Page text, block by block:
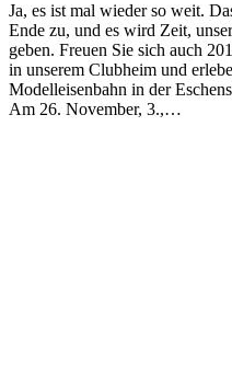
Ja, es ist mal wieder so weit.
Ende zu, und es wird Zeit,
geben. Freuen Sie sich auch
in unserem Clubheim und
Modelleisenbahn in der
Am 26. November, 3.,…